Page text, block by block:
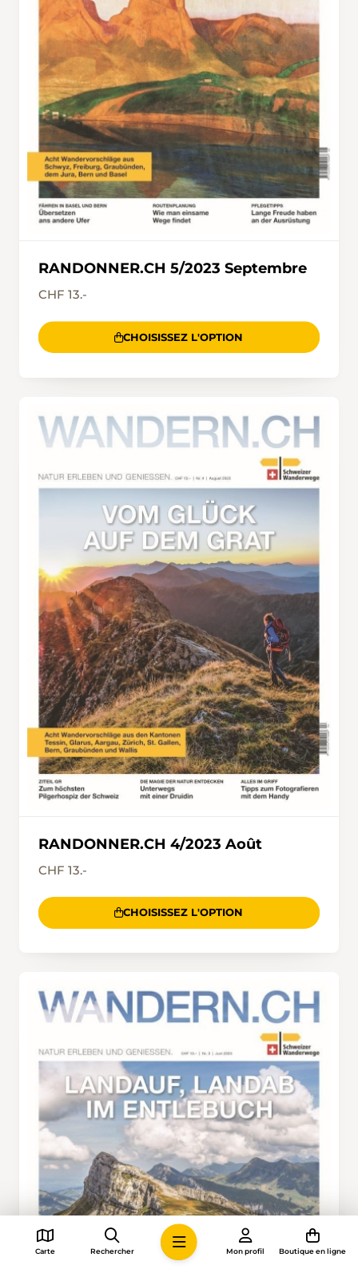
RANDONNER.CH 5/2023 Septembre
CHF 13.-
CHOISISSEZ L'OPTION
RANDONNER.CH 4/2023 Août
CHF 13.-
CHOISISSEZ L'OPTION
Carte Rechercher Mon profil Boutique en ligne